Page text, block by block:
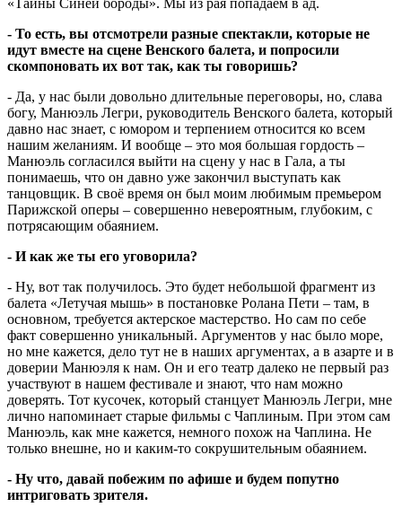
- То есть, вы отсмотрели разные спектакли, которые не
идут вместе на сцене Венского балета, и попросили
скомпоновать их вот так, как ты говоришь?
- Да, у нас были довольно длительные переговоры, но, слава
богу, Манюэль Легри, руководитель Венского балета, который
давно нас знает, с юмором и терпением относится ко всем
нашим желаниям. И вообще – это моя большая гордость –
Манюэль согласился выйти на сцену у нас в Гала, а ты
понимаешь, что он давно уже закончил выступать как
танцовщик. В своё время он был моим любимым премьером
Парижской оперы – совершенно невероятным, глубоким, с
потрясающим обаянием.
- И как же ты его уговорила?
- Ну, вот так получилось. Это будет небольшой фрагмент из
балета «Летучая мышь» в постановке Ролана Пети – там, в
основном, требуется актерское мастерство. Но сам по себе
факт совершенно уникальный. Аргументов у нас было море,
но мне кажется, дело тут не в наших аргументах, а в азарте и в
доверии Манюэля к нам. Он и его театр далеко не первый раз
участвуют в нашем фестивале и знают, что нам можно
доверять. Тот кусочек, который станцует Манюэль Легри, мне
лично напоминает старые фильмы с Чаплиным. При этом сам
Манюэль, как мне кажется, немного похож на Чаплина. Не
только внешне, но и каким-то сокрушительным обаянием.
- Ну что, давай побежим по афише и будем попутно
интриговать зрителя.